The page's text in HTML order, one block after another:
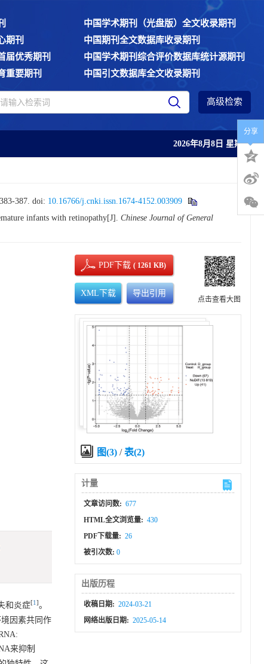
中国学术期刊（光盘版）全文收录期刊
期刊
中国期刊全文数据库收录期刊
届优秀期刊
中国学术期刊综合评价数据库统计源期刊
重要期刊
中国引文数据库全文收录期刊
高级检索
2026年8月8日 星期六
387. doi: 10.16766/j.cnki.issn.1674-4152.003909
infants with retinopathy[J]. Chinese Journal of General
和炎症[1 ]。
因素共同作
来抑制
PDF下载( 1261 KB)
XML下载 导出引用
点击查看大图
图(3) /表(2)
计量
文章访问数: 677
HTML全文浏览量: 430
PDF下载量: 26
被引次数:0
出版历程
收稿日期: 2024-03-21
网络出版日期: 2025-05-14
分享